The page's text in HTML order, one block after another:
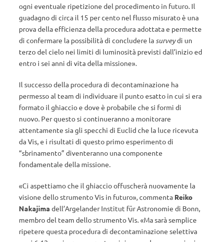
ogni eventuale ripetizione del procedimento in futuro. Il
guadagno di circa il 15 per cento nel flusso misurato è una
prova della efficienza della procedura adottata e permette
di confermare la possibilità di concludere lasurveydi un
terzo del cielo nei limiti di luminosità previsti dall’inizio ed
entro i sei anni di vita della missione».
Il successo della procedura di decontaminazione ha
permesso al team di individuare il punto esatto in cui si era
formato il ghiaccio e dove è probabile che si formi di
nuovo. Per questo si continueranno a monitorare
attentamente sia gli specchi di Euclid che la luce ricevuta
da Vis, e i risultati di questo primo esperimento di
“sbrinamento” diventeranno una componente
fondamentale della missione.
«Ci aspettiamo che il ghiaccio offuscherà nuovamente la
visione dello strumento Vis in futuro», commenta Reiko
Nakajima dell’Argelander Institut für Astronomie di Bonn,
membro del team dello strumento Vis. «Ma sarà semplice
ripetere questa procedura di decontaminazione selettiva